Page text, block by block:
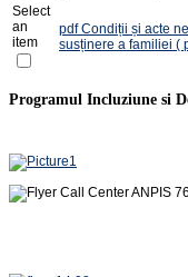
Select
an
item
pdf Condiții și acte
susținere a familiei (
Programul Incluziune si